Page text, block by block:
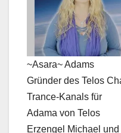
~Asara~ Adams
Gründer des Telos
Trance-Kanals für
Adama von Telos
Erzengel Michael und